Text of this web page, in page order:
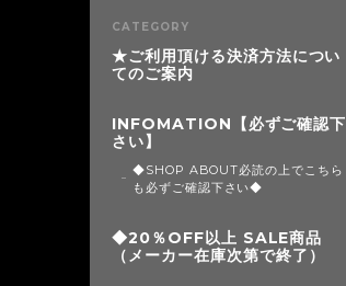
CATEGORY
★ご利用頂ける決済方法につい
てのご案内
INFOMATION【必ずご確認下
さい】
◆SHOP ABOUT必読の上でこちら
も必ずご確認下さい◆
◆20％OFF以上 SALE商品
（メーカー在庫次第で終了）